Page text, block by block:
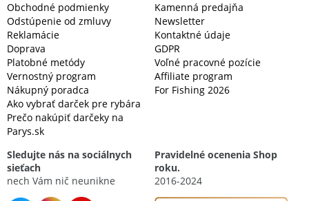
Obchodné podmienky
Odstúpenie od zmluvy
Reklamácie
Doprava
Platobné metódy
Vernostný program
Nákupný poradca
Ako vybrať darček pre rybára
Prečo nakúpiť darčeky na
Parys.sk
Kamenná predajňa
Newsletter
Kontaktné údaje
GDPR
Voľné pracovné pozície
Affiliate program
For Fishing 2026
Sledujte nás na sociálnych
sieťach
nech Vám nič neunikne
Pravidelné ocenenia Shop
roku.
2016-2024